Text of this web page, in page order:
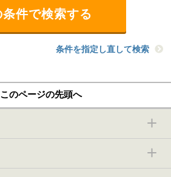
条件を指定し直して検索
このページの先頭へ